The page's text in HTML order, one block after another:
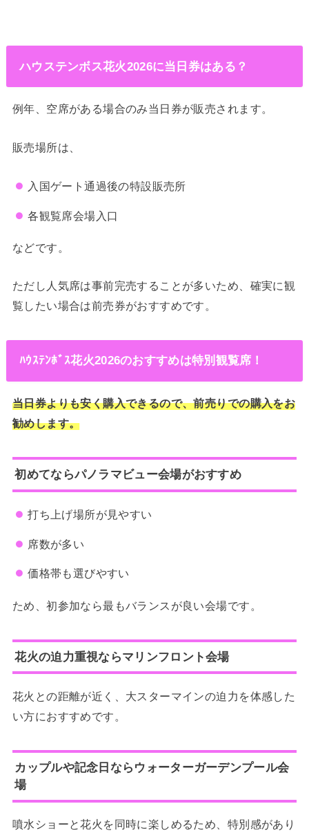
ハウステンボス花火2026に当日券はある？
例年、空席がある場合のみ当日券が販売されます。
販売場所は、
入国ゲート通過後の特設販売所
各観覧席会場入口
などです。
ただし人気席は事前完売することが多いため、確実に観
覧したい場合は前売券がおすすめです。
ﾊｳｽﾃﾝﾎﾞｽ花火2026のおすすめは特別観覧席！
当日券よりも安く購入できるので、前売りでの購入をお
勧めします。
初めてならパノラマビュー会場がおすすめ
打ち上げ場所が見やすい
席数が多い
価格帯も選びやすい
ため、初参加なら最もバランスが良い会場です。
花火の迫力重視ならマリンフロント会場
花火との距離が近く、大スターマインの迫力を体感した
い方におすすめです。
カップルや記念日ならウォーターガーデンプール会
場
噴水ショーと花火を同時に楽しめるため、特別感があり